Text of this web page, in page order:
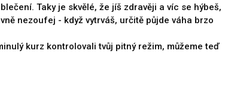
Taky je skvělé, že jíš zdravěji a víc se hýbeš,
nezoufej - když vytrváš, určitě půjde váha brzo
kurz kontrolovali tvůj pitný režim, můžeme teď